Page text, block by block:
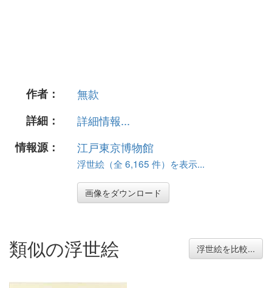
作者：
無款
詳細：
詳細情報...
情報源：
江戸東京博物館
浮世絵（全 6,165 件）を表示...
画像をダウンロード
類似の浮世絵 浮世絵を比較...